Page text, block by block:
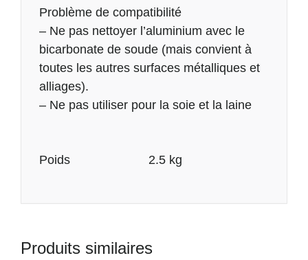
Problème de compatibilité
– Ne pas nettoyer l’aluminium avec le
bicarbonate de soude (mais convient à
toutes les autres surfaces métalliques et
alliages).
– Ne pas utiliser pour la soie et la laine
Informations
Poids 2.5 kg
Produits similaires